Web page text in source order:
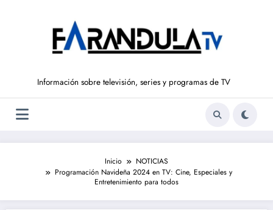
Información sobre televisión, series y programas de TV
Inicio
NOTICIAS
Programación Navideña 2024 en TV: Cine, Especiales y
Entretenimiento para todos